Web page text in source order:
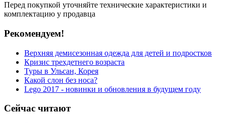
Перед покупкой уточняйте технические характеристики и
комплектацию у продавца
Рекомендуем!
Верхняя демисезонная одежда для детей и подростков
Кризис трехдетнего возраста
Туры в Ульсан, Корея
Какой слон без носа?
Lego 2017 - новинки и обновления в будущем году
Сейчас читают